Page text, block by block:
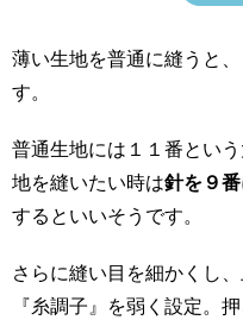
薄い生地を普通に縫うと
す。
普通生地には１１番とい
地を縫いたい時は針を９番
するといいそうです。
さらに縫い目を細かくし
『糸調子』を弱く設定。